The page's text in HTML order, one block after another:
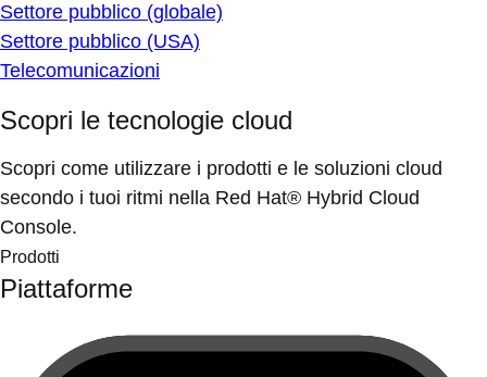
Settore pubblico (globale)
Settore pubblico (USA)
Telecomunicazioni
Scopri le tecnologie cloud
Scopri come utilizzare i prodotti e le soluzioni cloud
secondo i tuoi ritmi nella Red Hat® Hybrid Cloud
Console.
Prodotti
Piattaforme